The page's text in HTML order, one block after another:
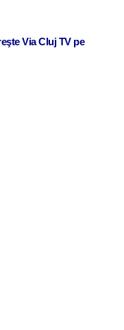
Via Cluj TV pe